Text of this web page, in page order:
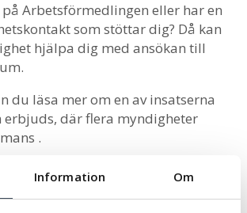
Information Om
Arbetsförmedlingen eller har en
som stöttar dig? Då kan
hjälpa dig med ansökan till
du läsa mer om en av insatserna
erbjuds, där flera myndigheter
.
Kompass